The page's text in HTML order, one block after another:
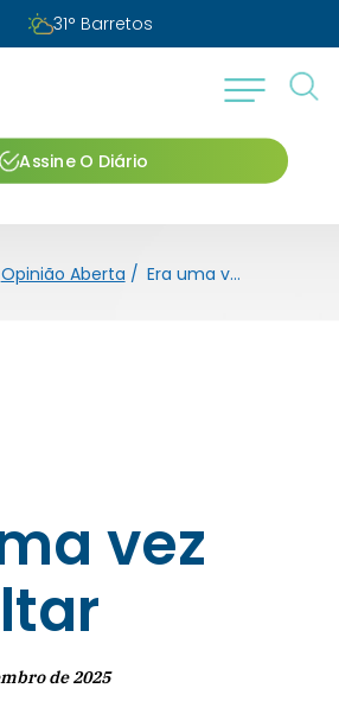
31° Barretos
Assine O Diário
Opinião Aberta / Era uma vez um altar
vez
de 2025